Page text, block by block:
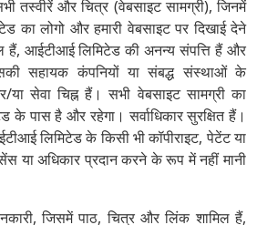
तस्वीरें और चित्र (वेबसाइट सामग्री), जिनमें
का लोगो और हमारी वेबसाइट पर दिखाई देने
हैं, आईटीआई लिमिटेड की अनन्य संपत्ति हैं और
सहायक कंपनियों या संबद्ध संस्थाओं के
या सेवा चिह्न हैं। सभी वेबसाइट सामग्री का
के पास है और रहेगा। सर्वाधिकार सुरक्षित हैं।
लिमिटेड के किसी भी कॉपीराइट, पेटेंट या
या अधिकार प्रदान करने के रूप में नहीं मानी
जिसमें पाठ, चित्र और लिंक शामिल हैं,